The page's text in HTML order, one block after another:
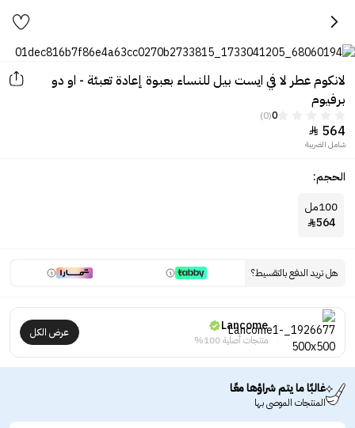
لانكوم عطر لا في ايست بيل للنساء بعبوة إعادة تعبئة - او دو
برفيوم
0
(0)
564

شامل الضريبة
الحجم:
100مل
564

هل تريد الدفع بالتقسيط؟
Lancome
منتجات أصلية 100%
عرض الكل
غالبًا ما يتم شراؤها معًا
المنتجات الموصى بها